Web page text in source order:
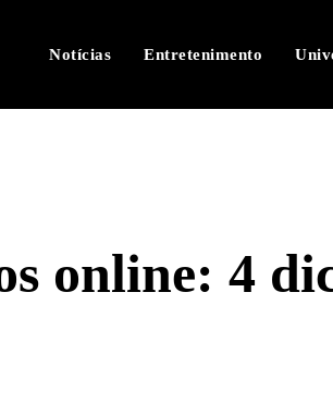
Notícias Entretenimento
online: 4